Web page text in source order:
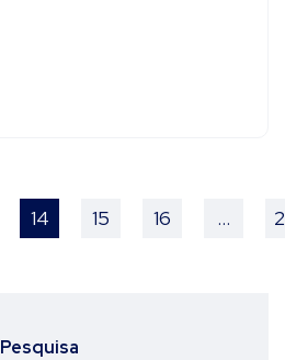
14 15 16 …
Pesquisa